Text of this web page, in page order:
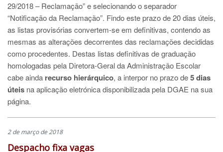
29/2018 – Reclamação” e selecionando o separador
“Notificação da Reclamação”. Findo este prazo de 20 dias úteis,
as listas provisórias convertem-se em definitivas, contendo as
mesmas as alterações decorrentes das reclamações decididas
como procedentes. Destas listas definitivas de graduação
homologadas pela Diretora-Geral da Administração Escolar
cabe ainda recurso hierárquico, a interpor no prazo de5 dias
úteis na aplicação eletrónica disponibilizada pela DGAE na sua
página.
2 de março de 2018
Despacho fixa vagas